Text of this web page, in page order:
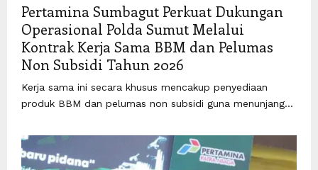
Pertamina Sumbagut Perkuat Dukungan
Operasional Polda Sumut Melalui
Kontrak Kerja Sama BBM dan Pelumas
Non Subsidi Tahun 2026
Kerja sama ini secara khusus mencakup penyediaan
produk BBM dan pelumas non subsidi guna menunjang...